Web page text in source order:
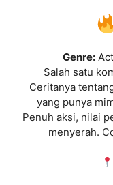
Genre:
Salah satu
Ceritanya
yang punya
Penuh aksi, nilai
menyerah.